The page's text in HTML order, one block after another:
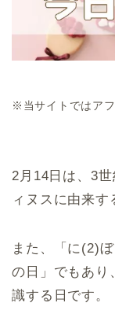
※当サイトではア
2月14日は、3
ィヌスに由来す
また、「に(2)
の日」でもあり
識する日です。